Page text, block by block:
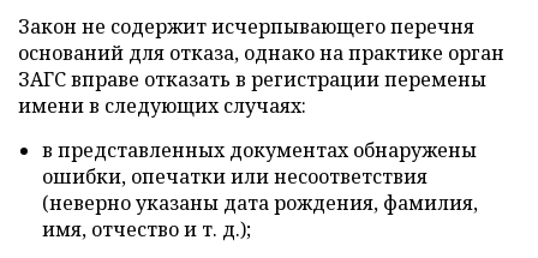
Закон не содержит исчерпывающего перечня
оснований для отказа, однако на практике орган
ЗАГС вправе отказать в регистрации перемены
имени в следующих случаях:
в представленных документах обнаружены
ошибки, опечатки или несоответствия
(неверно указаны дата рождения, фамилия,
имя, отчество и т. д.);